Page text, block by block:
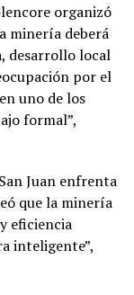
organizó
minería deberá
desarrollo local
por el
uno de los
formal”,
Juan enfrenta
que la minería
eficiencia
inteligente”,